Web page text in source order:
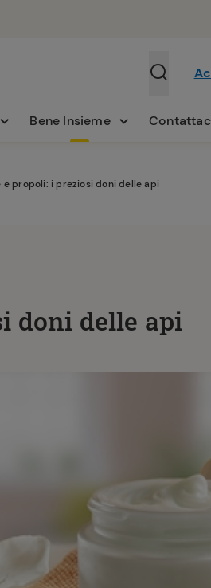
Bene Insieme
e propoli: i preziosi doni delle api
doni delle api